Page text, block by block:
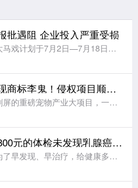
批遇阻 企业投入严重受损
合肥霍家班非遗大马戏计划于7月2日—7月18日落地宿迁宿城区宝龙广场。经过前期筹备，企业依规取得属地文旅演出许可、商场场地使用证明，但却在向宿城区城管部门申请户外展演报备时多次驳回。企业反映审批过程中
盐城开发区惊现商标李鬼！侵权项目顺利立项招标，百万财政资金白白投入谁来担责？
近日盐城开发区刷屏的重磅宠物产业大项目，一夜之间彻底翻车。上市公司一纸声明撕下伪装，一桩招商审批漏洞暴露在大众眼前，实在令人唏嘘。此前本地政务平台、多家媒体轮番宣传，开发区落地顽皮5万吨宠物用品及9千
爱康国宾价值800元的体检未发现乳腺癌，触诊、B超、CT均未报！半年后，57岁女子确诊乳腺癌并出现淋巴结转移
花钱体检，本是为了早发现、早治疗，给健康多一份保障。可南京丁女士却遭遇了一件让她既痛心又气愤的事：去年3月，她带母亲在爱康国宾南京鼓楼体检中心做了全面体检，报告显示一切正常，没想到短短半年后，母亲却被